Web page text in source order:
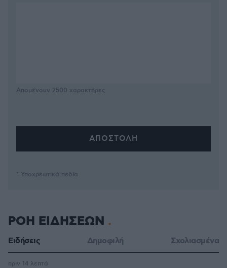
Απομένουν 2500 χαρακτήρες
* Υποχρεωτικά πεδία
ΡΟΗ ΕΙΔΗΣΕΩΝ
Ειδήσεις Δημοφιλή Σχολιασμένα
πριν 14 λεπτά